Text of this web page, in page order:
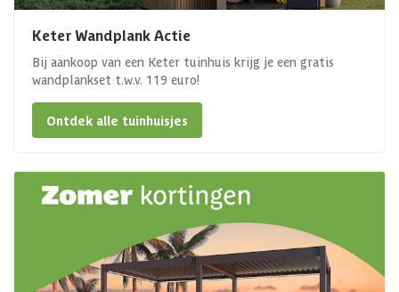
Keter Wandplank Actie
Bij aankoop van een Keter tuinhuis krijg je een gratis
wandplankset t.w.v. 119 euro!
Ontdek alle tuinhuisjes